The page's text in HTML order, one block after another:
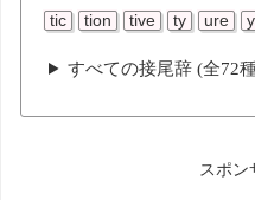
tic tion tive ty ure y
すべての接尾辞 (全72
スポン